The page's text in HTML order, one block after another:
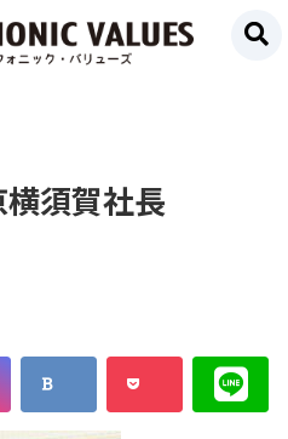
須賀社長